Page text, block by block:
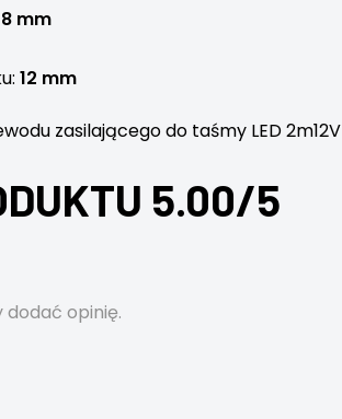
8 mm
12 mm
zasilającego do taśmy LED 2m12V
5.00/5
dodać opinię.